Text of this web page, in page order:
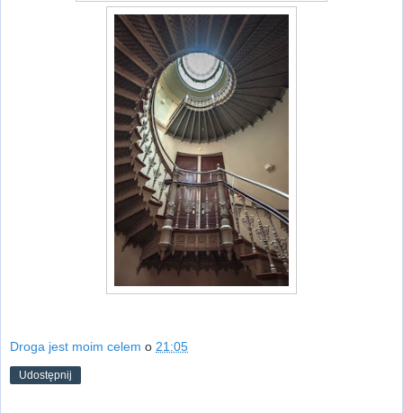
Droga jest moim celem o 21:05
Udostępnij